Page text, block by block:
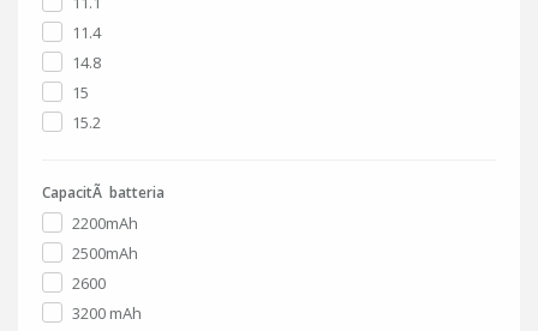
11.4
14.8
15
15.2
CapacitÃ batteria
2200mAh
2500mAh
2600
3200 mAh